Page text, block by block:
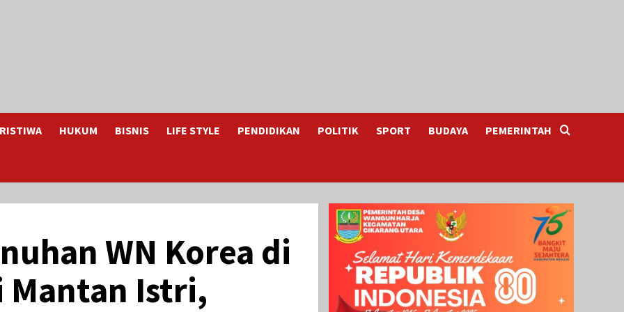
HUKUM BISNIS LIFE STYLE PENDIDIKAN POLITIK SPORT BUDAYA PEMERINTAH
WN Korea di
Mantan Istri,